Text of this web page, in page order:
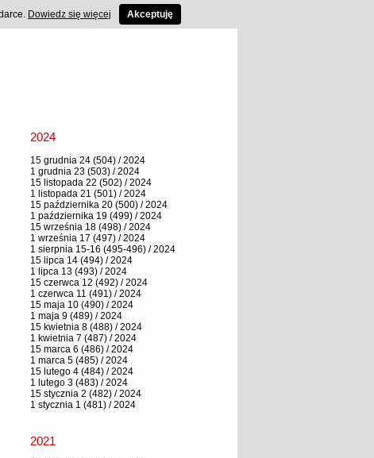
2024
15 grudnia 24 (504) / 2024
1 grudnia 23 (503) / 2024
15 listopada 22 (502) / 2024
1 listopada 21 (501) / 2024
15 października 20 (500) / 2024
1 października 19 (499) / 2024
15 września 18 (498) / 2024
1 września 17 (497) / 2024
1 sierpnia 15-16 (495-496) / 2024
15 lipca 14 (494) / 2024
1 lipca 13 (493) / 2024
15 czerwca 12 (492) / 2024
1 czerwca 11 (491) / 2024
15 maja 10 (490) / 2024
1 maja 9 (489) / 2024
15 kwietnia 8 (488) / 2024
1 kwietnia 7 (487) / 2024
15 marca 6 (486) / 2024
1 marca 5 (485) / 2024
15 lutego 4 (484) / 2024
1 lutego 3 (483) / 2024
15 stycznia 2 (482) / 2024
1 stycznia 1 (481) / 2024
2021
Dowiedz się więcej Akceptuję